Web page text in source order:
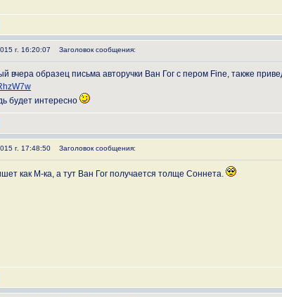
г. 16:20:07 Заголовок сообщения:
вчера образец письма авторучки Ван Гог с пером Fine, также
будет интересно
г. 17:48:50 Заголовок сообщения:
как М-ка, а тут Ван Гог получается толще Соннета.